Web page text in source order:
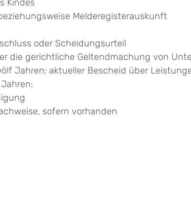
Kindes
Melderegisterauskunft
oder Scheidungsurteil
die gerichtliche Geltendmachung von
Jahren: aktueller Bescheid über
sofern vorhanden